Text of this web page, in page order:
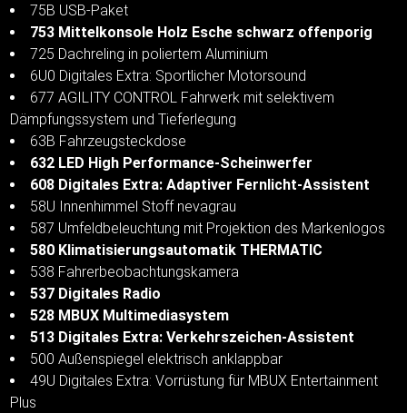
75B USB-Paket
753 Mittelkonsole Holz Esche schwarz offenporig
725 Dachreling in poliertem Aluminium
6U0 Digitales Extra: Sportlicher Motorsound
677 AGILITY CONTROL Fahrwerk mit selektivem
Dämpfungssystem und Tieferlegung
63B Fahrzeugsteckdose
632 LED High Performance-Scheinwerfer
608 Digitales Extra: Adaptiver Fernlicht-Assistent
58U Innenhimmel Stoff nevagrau
587 Umfeldbeleuchtung mit Projektion des Markenlogos
580 Klimatisierungsautomatik THERMATIC
538 Fahrerbeobachtungskamera
537 Digitales Radio
528 MBUX Multimediasystem
513 Digitales Extra: Verkehrszeichen-Assistent
500 Außenspiegel elektrisch anklappbar
49U Digitales Extra: Vorrüstung für MBUX Entertainment
Plus